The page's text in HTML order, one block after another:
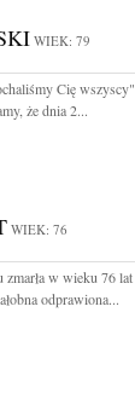
WIEK: 79
Cię wszyscy"
że dnia 2...
WIEK: 76
w wieku 76 lat
odprawiona...